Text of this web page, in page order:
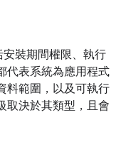
裝期間權限、執行
代表系統為應用程式
料範圍，以及可執行
取決於其類型，且會